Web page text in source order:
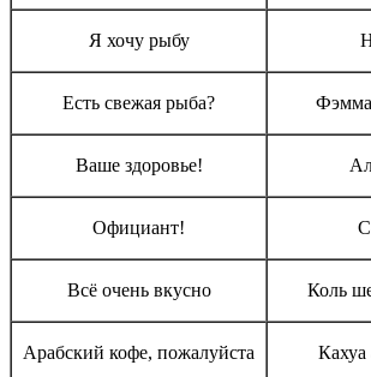
Я хочу рыбу
Есть свежая рыба? Фэмма
Ваше здоровье!
Официант!
Всё очень вкусно Коль
Арабский кофе, пожалуйста Кахуа